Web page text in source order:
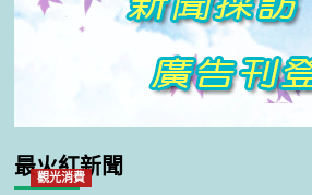
最火紅新聞
觀光消費